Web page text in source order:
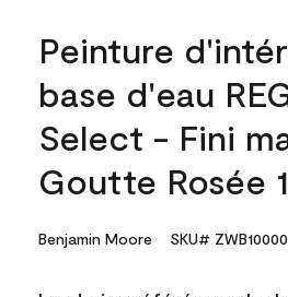
Peinture
base d'eau
Select - Fini
Goutte Rosée
Benjamin Moore SKU#